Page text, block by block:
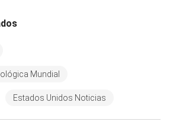
Mundial
Estados Unidos Noticias